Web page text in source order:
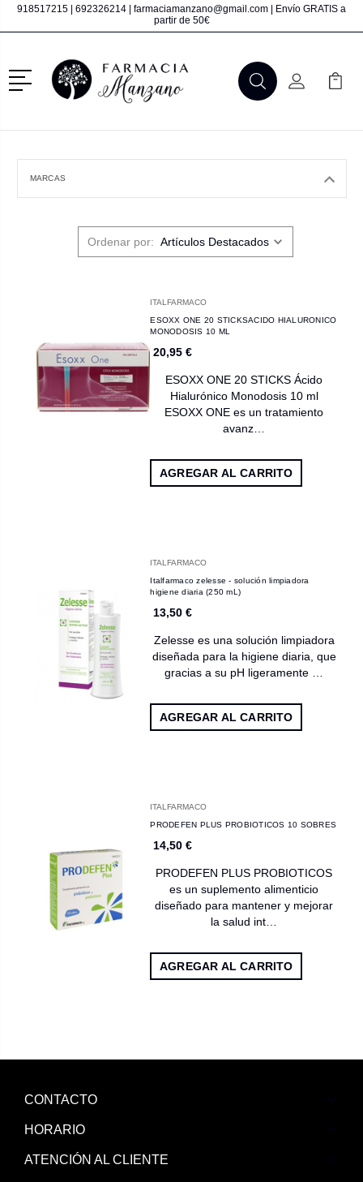
918517215 692326214 farmaciamanzano@gmail.com | Envío GRATIS a
partir de 50€
Menú
BuscarMi Cuenta
Mi
MARCAS
Ordenar por:
ITALFARMACO
ESOXX ONE 20 STICKSACIDO HIALURONICO
MONODOSIS 10 ML
20,95 €
ESOXX ONE 20 STICKS Ácido
Hialurónico Monodosis 10 ml
ESOXX ONE es un tratamiento
avanz…
AGREGAR AL CARRITO
ITALFARMACO
Italfarmaco zelesse - solución limpiadora
higiene diaria (250 mL)
13,50 €
Zelesse es una solución limpiadora
diseñada para la higiene diaria, que
gracias a su pH ligeramente …
AGREGAR AL CARRITO
ITALFARMACO
PRODEFEN PLUS PROBIOTICOS 10 SOBRES
14,50 €
PRODEFEN PLUS PROBIOTICOS
es un suplemento alimenticio
diseñado para mantener y mejorar
la salud int…
AGREGAR AL CARRITO
CONTACTO
HORARIO
ATENCIÓN AL CLIENTE